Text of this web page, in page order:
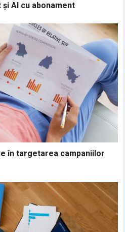
AI cu abonament
în targetarea campaniilor